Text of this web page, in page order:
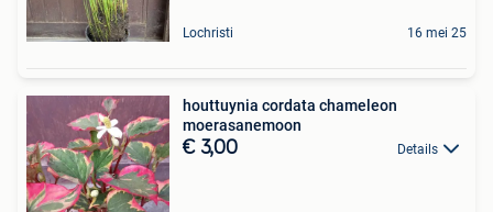
Lochristi 16 mei 25
houttuynia cordata chameleon
moerasanemoon
€ 3,00 Details